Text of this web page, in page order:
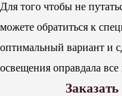
Для того чтобы не
можете обратиться к
оптимальный вариант и
освещения оправдала